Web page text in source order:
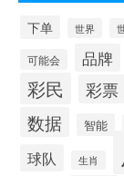
下单 世界
可能会 品牌
彩民 彩票
数据 智能
球队
生肖